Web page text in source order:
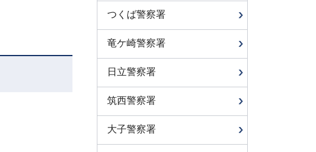
つくば警察署
竜ケ崎警察署
日立警察署
筑西警察署
大子警察署